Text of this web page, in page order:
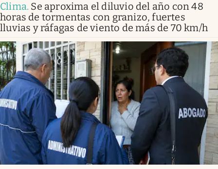
Clima. Se aproxima el diluvio del año con 48
horas de tormentas con granizo, fuertes
lluvias y ráfagas de viento de más de 70 km/h